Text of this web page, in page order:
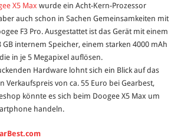
X5 Max wurde ein Acht-Kern-Prozessor
auch schon in Sachen Gemeinsamkeiten mit
F3 Pro. Ausgestattet ist das Gerät mit einem
internem Speicher, einem starken 4000 mAh
in je 5 Megapixel auflösen.
Hardware lohnt sich ein Blick auf das
Verkaufspreis von ca. 55 Euro bei Gearbest,
könnte es sich beim Doogee X5 Max um
handeln.